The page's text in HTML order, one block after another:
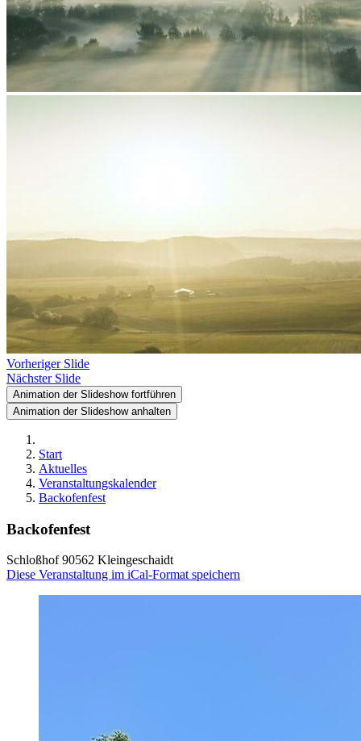
Vorheriger Slide
Nächster Slide
Animation der Slideshow fortführen
Animation der Slideshow anhalten
Start
Aktuelles
Veranstaltungskalender
Backofenfest
Backofenfest
Schloßhof 90562 Kleingeschaidt
Diese Veranstaltung im iCal-Format speichern